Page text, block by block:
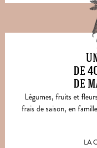
de
de
Légumes, fruits et
frais de saison, en
LA